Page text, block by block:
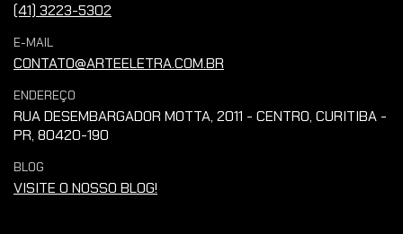
(41) 3223-5302
E-MAIL
CONTATO@ARTEELETRA.COM.BR
ENDEREÇO
RUA DESEMBARGADOR MOTTA, 2011 - CENTRO, CURITIBA -
PR, 80420-190
BLOG
VISITE O NOSSO BLOG!